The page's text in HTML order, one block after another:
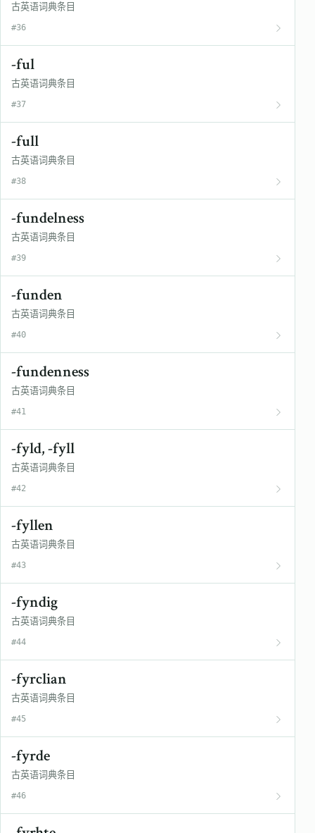
古英语词典条目
#36
-ful
古英语词典条目
#37
-full
古英语词典条目
#38
-fundelness
古英语词典条目
#39
-funden
古英语词典条目
#40
-fundenness
古英语词典条目
#41
-fyld, -fyll
古英语词典条目
#42
-fyllen
古英语词典条目
#43
-fyndig
古英语词典条目
#44
-fyrclian
古英语词典条目
#45
-fyrde
古英语词典条目
#46